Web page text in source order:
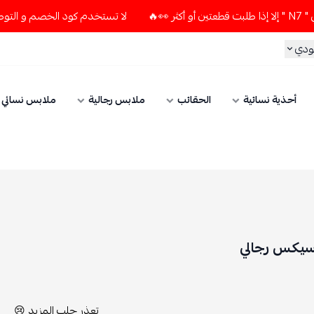
لا تستخدم كود الخصم و التوصيل المجاني " N7 " إلا إذا طلبت قطعتين أو أكثر 👀🔥
الحقائب ملابس رجالية ملابس نسائي الإكسسوارات